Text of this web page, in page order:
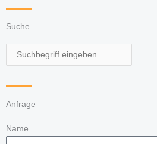
Suche
Suche
Anfrage
Name